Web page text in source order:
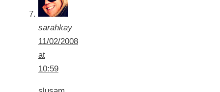
sarahkay
11/02/2008
at
10:59